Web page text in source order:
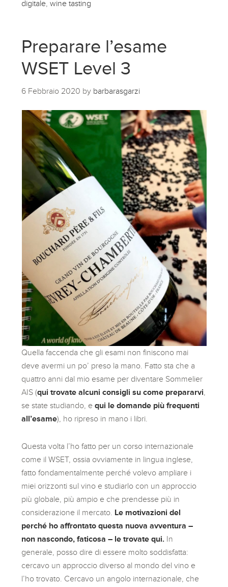
digitale ,wine tasting
Preparare l’esame
WSET Level 3
6 Febbraio 2020 by barbarasgarzi
Quella faccenda che gli esami non finiscono mai
deve avermi un po’ preso la mano. Fatto sta che a
quattro anni dal mio esame per diventare Sommelier
AIS (qui trovate alcuni consigli su come prepararvi
se state studiando, equi le domande più frequenti
all’esame), ho ripreso in mano i libri.
Questa volta l’ho fatto per un corso internazionale
come il WSET, ossia ovviamente in lingua inglese,
fatto fondamentalmente perché volevo ampliare i
miei orizzonti sul vino e studiarlo con un approccio
più globale, più ampio e che prendesse più in
considerazione il mercato. Le motivazioni del
perché ho affrontato questa nuova avventura –
non nascondo, faticosa – le trovate qui. In
generale, posso dire di essere molto soddisfatta:
cercavo un approccio diverso al mondo del vino e
l’ho trovato. Cercavo un angolo internazionale, che